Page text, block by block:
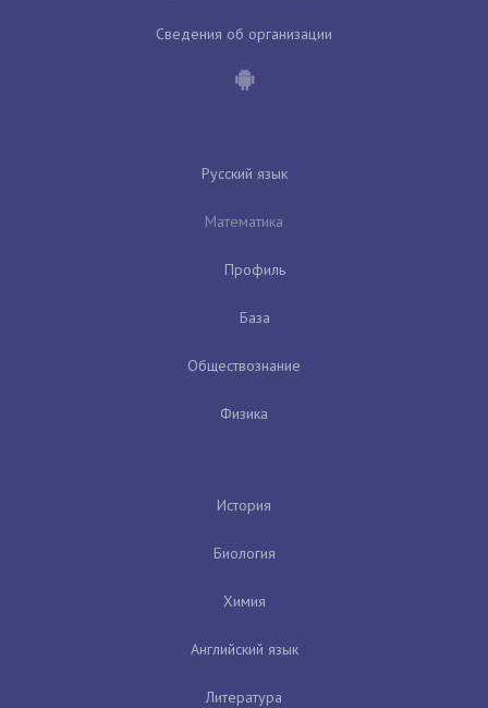
Сведения об организации
Русский язык
Математика
Профиль
База
Обществознание
Физика
История
Биология
Химия
Английский язык
Литература